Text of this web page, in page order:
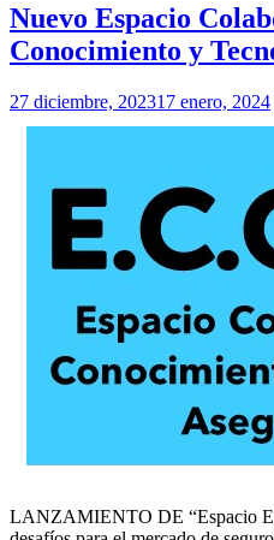
Nuevo Espacio
Conocimiento y
27 diciembre, 202317 enero, 2024
LANZAMIENTO DE “Espacio